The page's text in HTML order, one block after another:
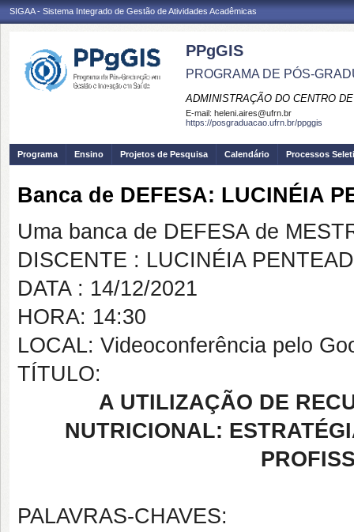
SIGAA - Sistema Integrado de Gestão de Atividades Acadêmicas
PPgGIS
PROGRAMA DE PÓS-
ADMINISTRAÇÃO DO CENTRO
E-mail: heleni.aires@ufrn.br
https://posgraduacao.ufrn.br/ppggis
Programa Ensino Projetos de Pesquisa Calendário Processos
Banca de DEFESA: LUCINÉIA
Uma banca de DEFESA de
DISCENTE : LUCINÉIA
DATA : 14/12/2021
HORA: 14:30
LOCAL: Videoconferência pelo
TÍTULO:
A UTILIZAÇÃO DE
NUTRICIONAL:
PALAVRAS-CHAVES: